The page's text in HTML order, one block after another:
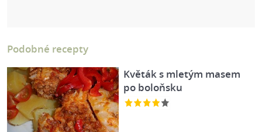
Podobné recepty
Květák s mletým masem
po boloňsku